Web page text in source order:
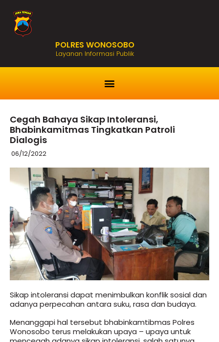
POLRES WONOSOBO
Layanan Informasi Publik
Cegah Bahaya Sikap Intoleransi,
Bhabinkamitmas Tingkatkan Patroli
Dialogis
06/12/2022
Sikap intoleransi dapat menimbulkan konflik sosial dan
adanya perpecahan antara suku, rasa dan budaya.
Menanggapi hal tersebut bhabinkamtibmas Polres
Wonosobo terus melakukan upaya – upaya untuk